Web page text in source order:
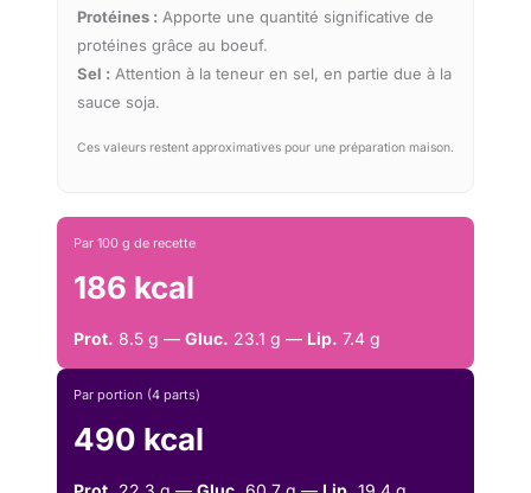
Protéines : Apporte une quantité significative de
protéines grâce au boeuf.
Sel : Attention à la teneur en sel, en partie due à la
sauce soja.
Ces valeurs restent approximatives pour une préparation maison.
Par 100 g de recette
186 kcal
Prot. 8.5 g — Gluc. 23.1 g — Lip. 7.4 g
Par portion (4 parts)
490 kcal